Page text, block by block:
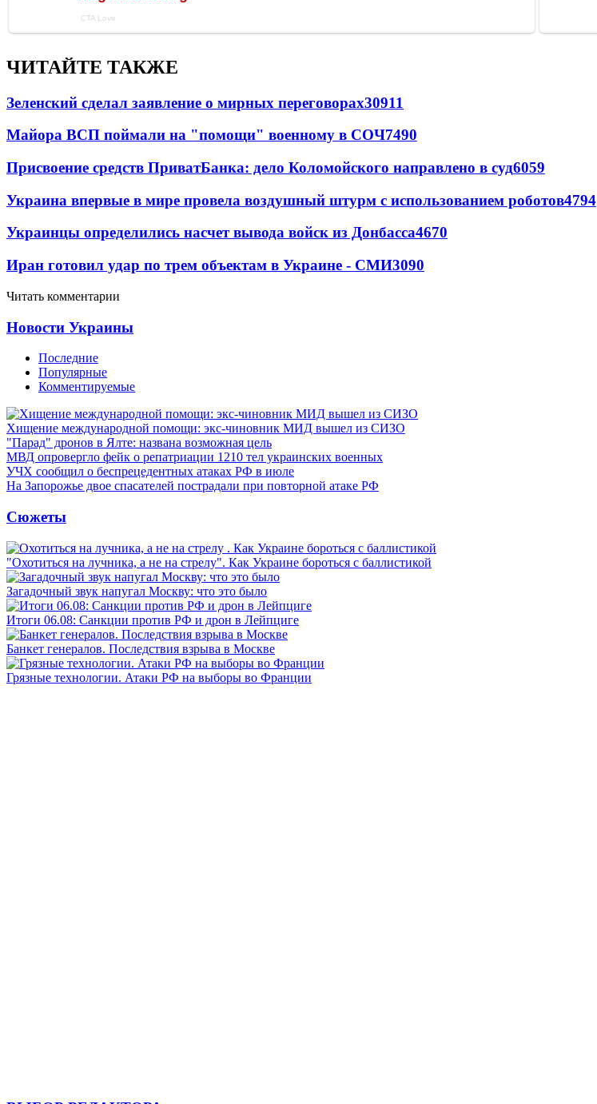
ЧИТАЙТЕ ТАКЖЕ
Зеленский сделал заявление о мирных переговорах30911
Майора ВСП поймали на "помощи" военному в СОЧ7490
Присвоение средств ПриватБанка: дело Коломойского направлено в суд6059
Украина впервые в мире провела воздушный штурм с использованием роботов4794
Украинцы определились насчет вывода войск из Донбасса4670
Иран готовил удар по трем объектам в Украине - СМИ3090
Читать комментарии
Новости Украины
Последние
Популярные
Комментируемые
Хищение международной помощи: экс-чиновник МИД вышел из СИЗО
"Парад" дронов в Ялте: названа возможная цель
МВД опровергло фейк о репатриации 1210 тел украинских военных
УЧХ сообщил о беспрецедентных атаках РФ в июле
На Запорожье двое спасателей пострадали при повторной атаке РФ
Сюжеты
"Охотиться на лучника, а не на стрелу". Как Украине бороться с баллистикой
Загадочный звук напугал Москву: что это было
Итоги 06.08: Санкции против РФ и дрон в Лейпциге
Банкет генералов. Последствия взрыва в Москве
Грязные технологии. Атаки РФ на выборы во Франции